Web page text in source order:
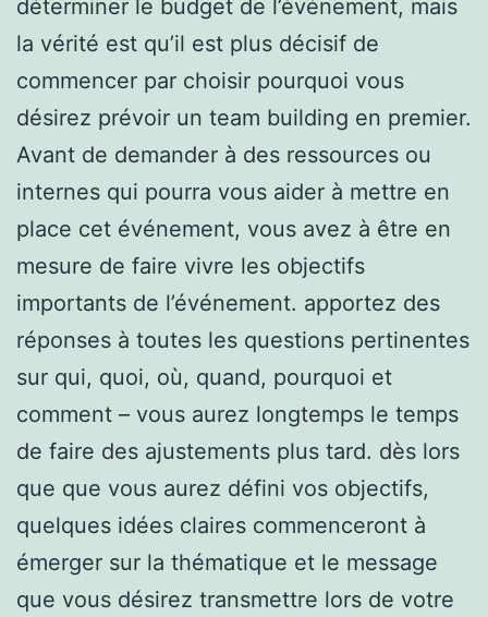
déterminer le budget de l’événement, mais
la vérité est qu’il est plus décisif de
commencer par choisir pourquoi vous
désirez prévoir un team building en premier.
Avant de demander à des ressources ou
internes qui pourra vous aider à mettre en
place cet événement, vous avez à être en
mesure de faire vivre les objectifs
importants de l’événement. apportez des
réponses à toutes les questions pertinentes
sur qui, quoi, où, quand, pourquoi et
comment – vous aurez longtemps le temps
de faire des ajustements plus tard. dès lors
que que vous aurez défini vos objectifs,
quelques idées claires commenceront à
émerger sur la thématique et le message
que vous désirez transmettre lors de votre